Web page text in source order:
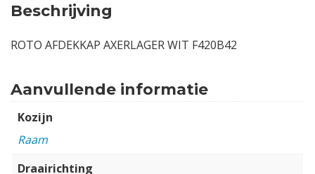
Beschrijving
ROTO AFDEKKAP AXERLAGER WIT F420B42
Aanvullende informatie
Kozijn
Raam
Draairichting